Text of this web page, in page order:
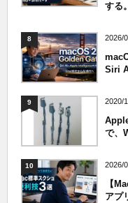
する
8 2026/
Siri
9 2020/
で、
10 2026/
【
アプ